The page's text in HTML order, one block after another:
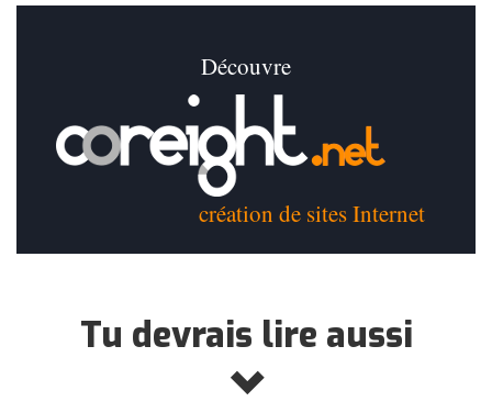
Découvre
création de sites Internet
Tu devrais lire aussi